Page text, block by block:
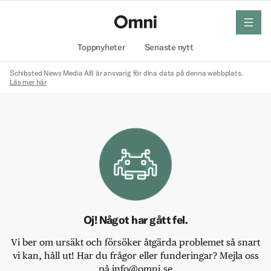
Toppnyheter Senaste nytt
meny
Schibsted News Media AB är ansvarig för dina data på denna webbplats.
Läs mer här
Oj! Något har gått fel.
Vi ber om ursäkt och försöker åtgärda problemet så snart
vi kan, håll ut! Har du frågor eller funderingar? Mejla oss